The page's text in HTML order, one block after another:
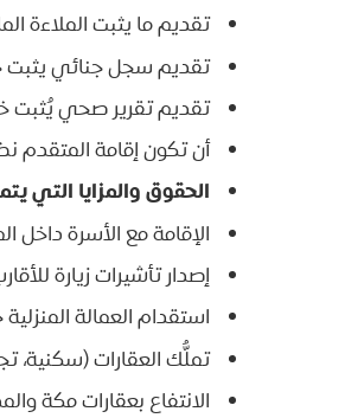
تقديم ما يثبت الملاءة
تقديم سجل جنائي يثبت
تقديم تقرير صحي يُثبت
أن تكون إقامة المتقدم
الحقوق والمزايا التي
الإقامة مع الأسرة
إصدار تأشيرات زيارة
استقدام العمالة
تملُّك العقارات (سكنية،
الانتفاع بعقارات مكة والمدينة لمدة